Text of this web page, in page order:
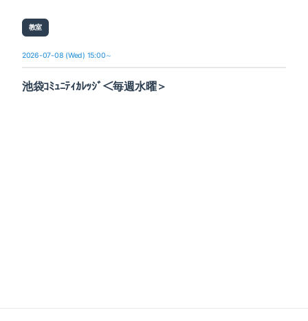
教室
2026-07-08 (Wed) 15:00～
池袋ｺﾐｭﾆﾃｨｶﾚｯｼﾞ＜毎週水曜＞